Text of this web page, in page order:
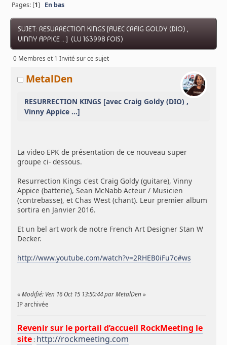
Pages: [1] En bas
SUJET: RESURRECTION KINGS [AVEC CRAIG GOLDY (DIO) ,
VINNY APPICE ...] (LU 163998 FOIS)
0 Membres et 1 Invité sur ce sujet
MetalDen
RESURRECTION KINGS [avec Craig Goldy (DIO) ,
Vinny Appice ...]
La video EPK de présentation de ce nouveau super
groupe ci- dessous.
Resurrection Kings c'est Craig Goldy (guitare), Vinny
Appice (batterie), Sean McNabb Acteur / Musicien
(contrebasse), et Chas West (chant). Leur premier album
sortira en Janvier 2016.
Et un bel art work de notre French Art Designer Stan W
Decker.
http://www.youtube.com/watch?v=2RHEB0iFu7c#ws
«Modifié: Ven 16 Oct 15 13:50:44 par MetalDen »
IP archivée
Revenir sur le portail d’accueil RockMeeting le
site : http://rockmeeting.com